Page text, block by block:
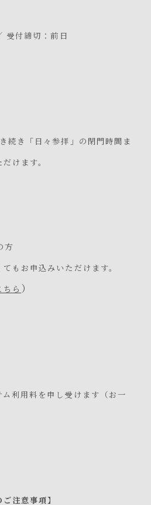
受付締切：前日
続き「日々参拝」の閉門時間ま
けます。
方
もお申込みいただけます。
ら ）
利用料を申し受けます（お一
注意事項】